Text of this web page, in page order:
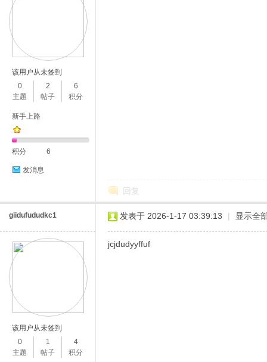
该用户从未签到
0
主题
2
帖子
6
积分
新手上路
积分 6
发消息
回复
giidufududkc1
该用户从未签到
0
主题
1
帖子
4
积分
发表于 2026-1-17 03:39:13 | 显示全
jcjdudyyffuf